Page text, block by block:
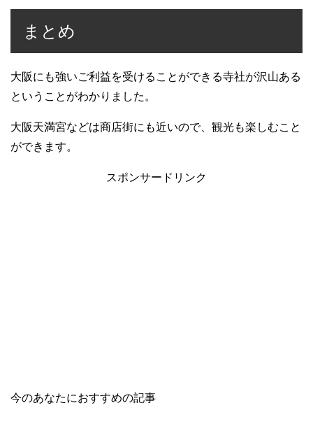
まとめ
大阪にも強いご利益を受けることができる寺社が沢山ある
ということがわかりました。
大阪天満宮などは商店街にも近いので、観光も楽しむこと
ができます。
スポンサードリンク
今のあなたにおすすめの記事